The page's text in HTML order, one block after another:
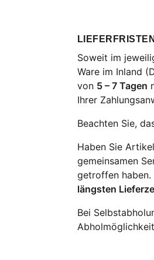
LIEFERFRISTEN
Soweit im
Ware im Inland
von 5 – 7 Tagen
Ihrer
Beachten Sie,
Haben Sie
gemeinsamen
getroffen
längsten
Bei